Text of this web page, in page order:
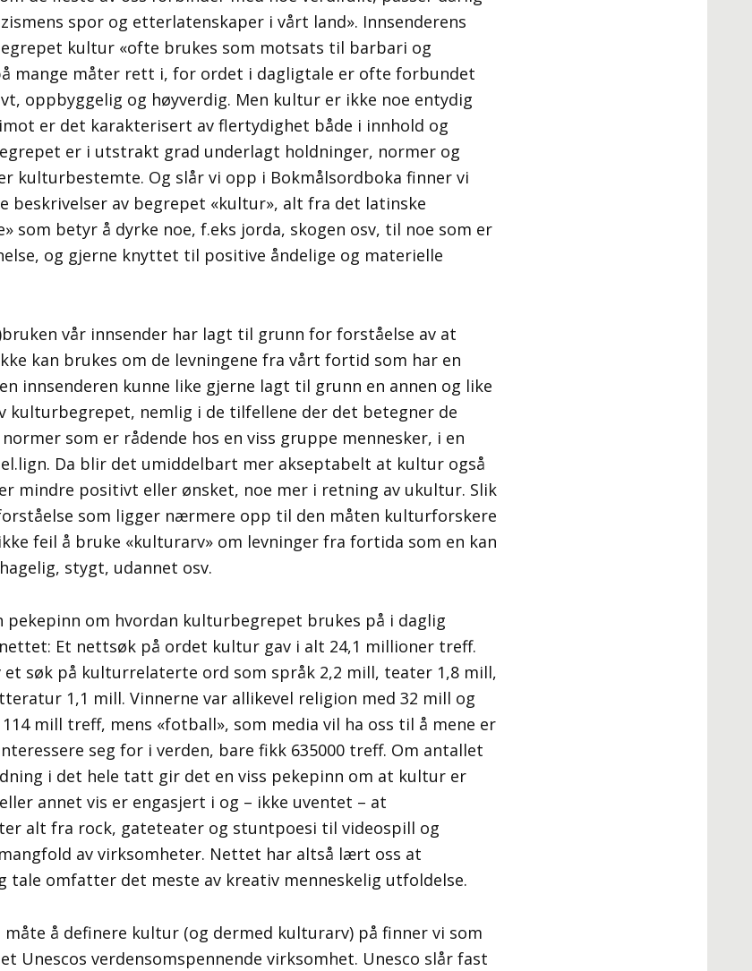
spor og etterlatenskaper i vårt land». Innsenderens
kultur «ofte brukes som motsats til barbari og
mange måter rett i, for ordet i dagligtale er ofte forbundet
oppbyggelig og høyverdig. Men kultur er ikke noe entydig
er det karakterisert av flertydighet både i innhold og
er i utstrakt grad underlagt holdninger, normer og
kulturbestemte. Og slår vi opp i Bokmålsordboka finner vi
beskrivelser av begrepet «kultur», alt fra det latinske
som betyr å dyrke noe, f.eks jorda, skogen osv, til noe som er
og gjerne knyttet til positive åndelige og materielle
vår innsender har lagt til grunn for forståelse av at
kan brukes om de levningene fra vårt fortid som har en
innsenderen kunne like gjerne lagt til grunn en annen og like
kulturbegrepet, nemlig i de tilfellene der det betegner de
som er rådende hos en viss gruppe mennesker, i en
Da blir det umiddelbart mer akseptabelt at kultur også
mindre positivt eller ønsket, noe mer i retning av ukultur. Slik
som ligger nærmere opp til den måten kulturforskere
feil å bruke «kulturarv» om levninger fra fortida som en kan
stygt, udannet osv.
pekepinn om hvordan kulturbegrepet brukes på i daglig
Et nettsøk på ordet kultur gav i alt 24,1 millioner treff.
et søk på kulturrelaterte ord som språk 2,2 mill, teater 1,8 mill,
1,1 mill. Vinnerne var allikevel religion med 32 mill og
mill treff, mens «fotball», som media vil ha oss til å mene er
seg for i verden, bare fikk 635000 treff. Om antallet
i det hele tatt gir det en viss pekepinn om at kultur er
annet vis er engasjert i og – ikke uventet – at
alt fra rock, gateteater og stuntpoesi til videospill og
av virksomheter. Nettet har altså lært oss at
tale omfatter det meste av kreativ menneskelig utfoldelse.
å definere kultur (og dermed kulturarv) på finner vi som
Unescos verdensomspennende virksomhet. Unesco slår fast